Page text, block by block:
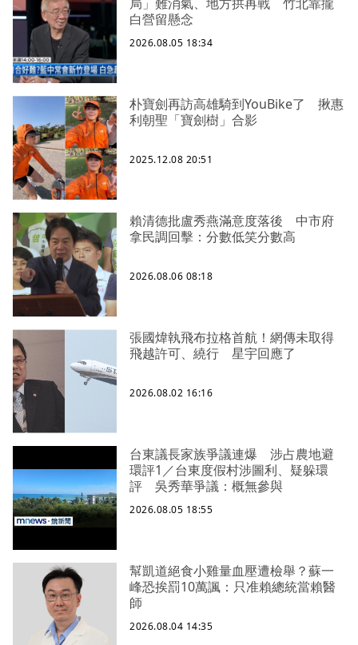
白營留懸念
2026.08.05 18:34
朴寶劍再訪高雄騎到YouBike了 揪惠
利朝聖「寶劍樹」合影
2025.12.08 20:51
賴清德批盧秀燕滿意度落後 中市府
拿民調回擊：分數低笑分數高
2026.08.06 08:18
張國煒執飛布拉格首航！網傳未取得
飛越許可、繞行 星宇回應了
2026.08.02 16:16
台東議長家族爭議連爆 涉占農地避
環評1／台東度假村涉圖利、疑躲環
評 吳秀華爭議：概無參與
2026.08.05 18:55
幫凱道絕食小雞量血壓遭檢舉？蘇一
峰恐挨罰10萬諷：只准賴總統當賴醫
師
2026.08.04 14:35